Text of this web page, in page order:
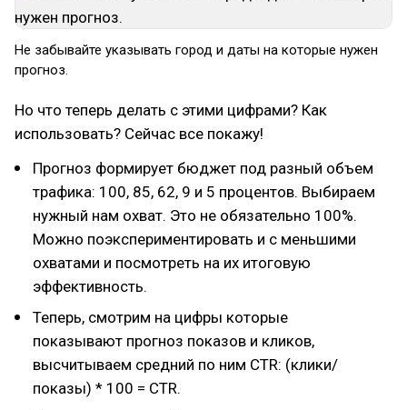
Не забывайте указывать город и даты на которые нужен
прогноз.
Но что теперь делать с этими цифрами? Как
использовать? Сейчас все покажу!
Прогноз формирует бюджет под разный объем
трафика: 100, 85, 62, 9 и 5 процентов. Выбираем
нужный нам охват. Это не обязательно 100%.
Можно поэкспериментировать и с меньшими
охватами и посмотреть на их итоговую
эффективность.
Теперь, смотрим на цифры которые
показывают прогноз показов и кликов,
высчитываем средний по ним CTR: (клики/
показы) * 100 = CTR.